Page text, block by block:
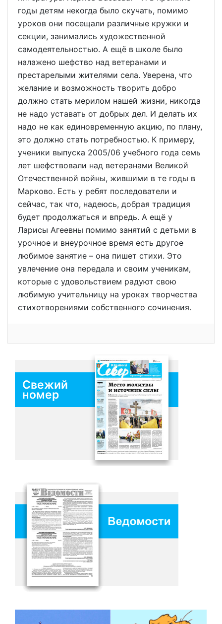
годы детям некогда было скучать, помимо
уроков они посещали различные кружки и
секции, занимались художественной
самодеятельностью. А ещё в школе было
налажено шефство над ветеранами и
престарелыми жителями села. Уверена, что
желание и возможность творить добро
должно стать мерилом нашей жизни, никогда
не надо уставать от добрых дел. И делать их
надо не как единовременную акцию, по плану,
это должно стать потребностью. К примеру,
ученики выпуска 2005/06 учебного года семь
лет шефствовали над ветеранами Великой
Отечественной войны, жившими в те годы в
Марково. Есть у ребят последователи и
сейчас, так что, надеюсь, добрая традиция
будет продолжаться и впредь. А ещё у
Ларисы Агеевны помимо занятий с детьми в
урочное и внеурочное время есть другое
любимое занятие – она пишет стихи. Это
увлечение она передала и своим ученикам,
которые с удовольствием радуют свою
любимую учительницу на уроках творчества
стихотворениями собственного сочинения.
Свежий
номер